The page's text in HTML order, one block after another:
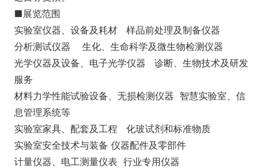
■展览范围
实验室仪器、设备及耗材 样品前处理及制备仪器
分析测试仪器 生化、生命科学及微生物检测仪器
光学仪器及设备、电子光学仪器 诊断、生物技术及研发
服务
材料力学性能试验设备、无损检测仪器 智慧实验室、信
息管理系统等
实验室家具、配套及工程 化玻试剂和标准物质
实验室安全技术与装备 仪器配件及零部件
计量仪器、电工测量仪表 行业专用仪器